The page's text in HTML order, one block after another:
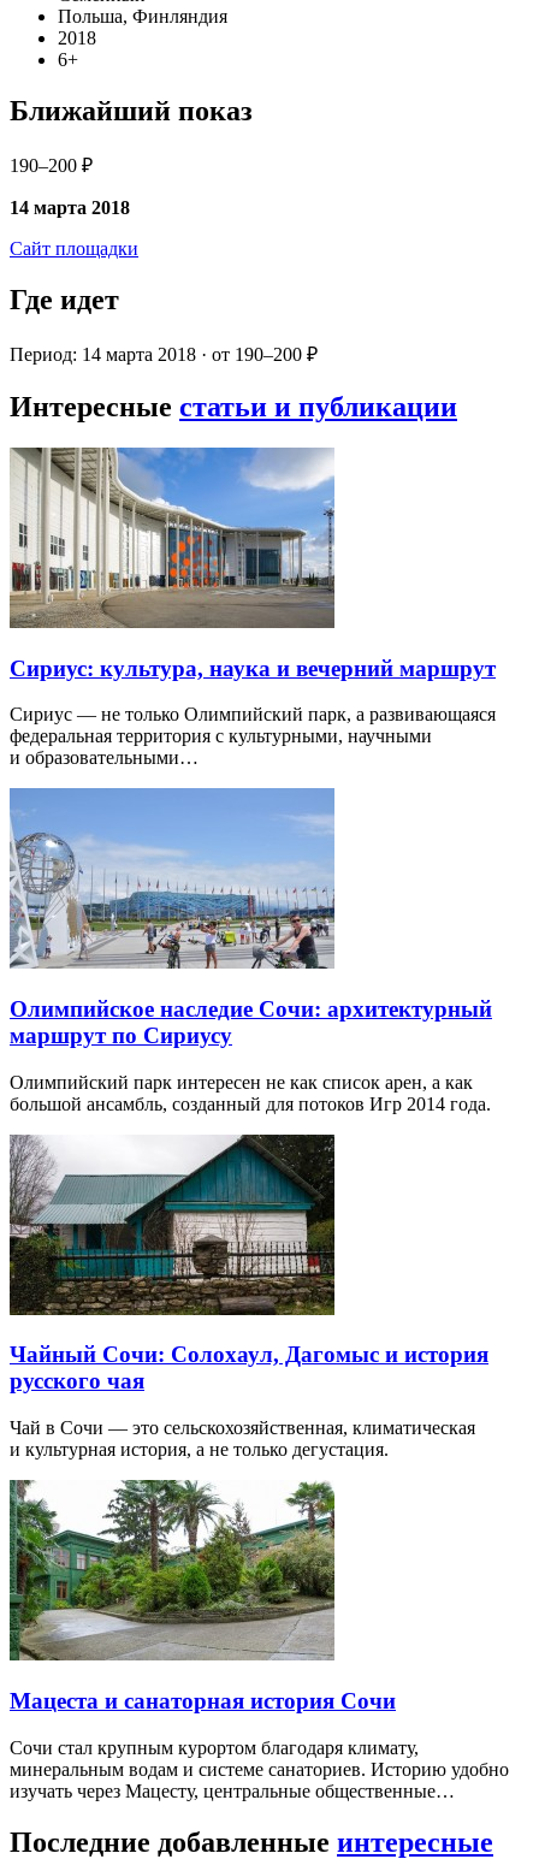
Польша, Финляндия
2018
6+
Ближайший показ
190–200 ₽
14 марта 2018
Сайт площадки
Где идет
Период: 14 марта 2018 · от 190–200 ₽
Интересные статьи и публикации
Сириус: культура, наука и вечерний маршрут
Сириус — не только Олимпийский парк, а развивающаяся
федеральная территория с культурными, научными
и образовательными…
Олимпийское наследие Сочи: архитектурный
маршрут по Сириусу
Олимпийский парк интересен не как список арен, а как
большой ансамбль, созданный для потоков Игр 2014 года.
Чайный Сочи: Солохаул, Дагомыс и история
русского чая
Чай в Сочи — это сельскохозяйственная, климатическая
и культурная история, а не только дегустация.
Мацеста и санаторная история Сочи
Сочи стал крупным курортом благодаря климату,
минеральным водам и системе санаториев. Историю удобно
изучать через Мацесту, центральные общественные…
Последние добавленные интересные